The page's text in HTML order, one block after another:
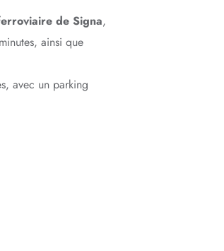
de Signa,
ainsi que
s, avec un parking